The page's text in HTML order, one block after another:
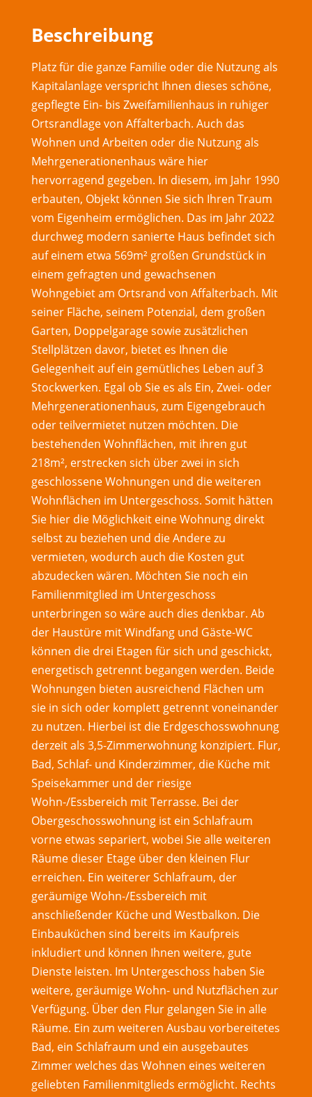
Beschreibung
Platz für die ganze Familie oder die Nutzung als
Kapitalanlage verspricht Ihnen dieses schöne,
gepflegte Ein- bis Zweifamilienhaus in ruhiger
Ortsrandlage von Affalterbach. Auch das
Wohnen und Arbeiten oder die Nutzung als
Mehrgenerationenhaus wäre hier
hervorragend gegeben. In diesem, im Jahr 1990
erbauten, Objekt können Sie sich Ihren Traum
vom Eigenheim ermöglichen. Das im Jahr 2022
durchweg modern sanierte Haus befindet sich
auf einem etwa 569m² großen Grundstück in
einem gefragten und gewachsenen
Wohngebiet am Ortsrand von Affalterbach. Mit
seiner Fläche, seinem Potenzial, dem großen
Garten, Doppelgarage sowie zusätzlichen
Stellplätzen davor, bietet es Ihnen die
Gelegenheit auf ein gemütliches Leben auf 3
Stockwerken. Egal ob Sie es als Ein, Zwei- oder
Mehrgenerationenhaus, zum Eigengebrauch
oder teilvermietet nutzen möchten. Die
bestehenden Wohnflächen, mit ihren gut
218m², erstrecken sich über zwei in sich
geschlossene Wohnungen und die weiteren
Wohnflächen im Untergeschoss. Somit hätten
Sie hier die Möglichkeit eine Wohnung direkt
selbst zu beziehen und die Andere zu
vermieten, wodurch auch die Kosten gut
abzudecken wären. Möchten Sie noch ein
Familienmitglied im Untergeschoss
unterbringen so wäre auch dies denkbar. Ab
der Haustüre mit Windfang und Gäste-WC
können die drei Etagen für sich und geschickt,
energetisch getrennt begangen werden. Beide
Wohnungen bieten ausreichend Flächen um
sie in sich oder komplett getrennt voneinander
zu nutzen. Hierbei ist die Erdgeschosswohnung
derzeit als 3,5-Zimmerwohnung konzipiert. Flur,
Bad, Schlaf- und Kinderzimmer, die Küche mit
Speisekammer und der riesige
Wohn-/Essbereich mit Terrasse. Bei der
Obergeschosswohnung ist ein Schlafraum
vorne etwas separiert, wobei Sie alle weiteren
Räume dieser Etage über den kleinen Flur
erreichen. Ein weiterer Schlafraum, der
geräumige Wohn-/Essbereich mit
anschließender Küche und Westbalkon. Die
Einbauküchen sind bereits im Kaufpreis
inkludiert und können Ihnen weitere, gute
Dienste leisten. Im Untergeschoss haben Sie
weitere, geräumige Wohn- und Nutzflächen zur
Verfügung. Über den Flur gelangen Sie in alle
Räume. Ein zum weiteren Ausbau vorbereitetes
Bad, ein Schlafraum und ein ausgebautes
Zimmer welches das Wohnen eines weiteren
geliebten Familienmitglieds ermöglicht. Rechts